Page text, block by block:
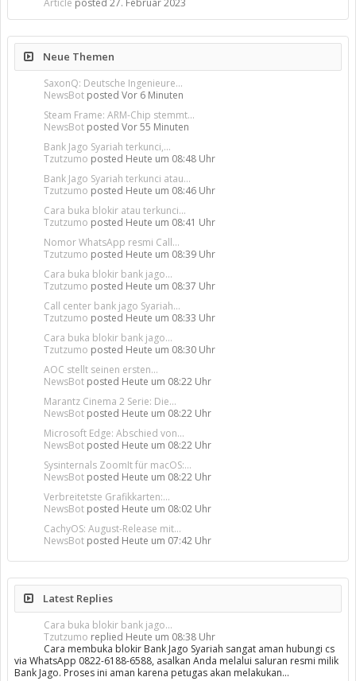
Article posted 27. Februar 2023
Neue Themen
SaxonQ: Deutsche Ingenieure...
NewsBot posted Vor 6 Minuten
Steam Frame: ARM-Chip stemmt...
NewsBot posted Vor 55 Minuten
Bank Jago Syariah terkunci,...
Tzutzumo posted Heute um 08:48 Uhr
Bank Jago Syariah terkunci atau...
Tzutzumo posted Heute um 08:46 Uhr
Cara buka blokir atau terkunci...
Tzutzumo posted Heute um 08:41 Uhr
Nomor WhatsApp resmi Call...
Tzutzumo posted Heute um 08:39 Uhr
Cara buka blokir bank jago...
Tzutzumo posted Heute um 08:37 Uhr
Call center bank jago Syariah...
Tzutzumo posted Heute um 08:33 Uhr
Cara buka blokir bank jago...
Tzutzumo posted Heute um 08:30 Uhr
AOC stellt seinen ersten...
NewsBot posted Heute um 08:22 Uhr
Marantz Cinema 2 Serie: Die...
NewsBot posted Heute um 08:22 Uhr
Microsoft Edge: Abschied von...
NewsBot posted Heute um 08:22 Uhr
Sysinternals ZoomIt für macOS:...
NewsBot posted Heute um 08:22 Uhr
Verbreitetste Grafikkarten:...
NewsBot posted Heute um 08:02 Uhr
CachyOS: August-Release mit...
NewsBot posted Heute um 07:42 Uhr
Latest Replies
Cara buka blokir bank jago...
Tzutzumo replied Heute um 08:38 Uhr
Cara membuka blokir Bank Jago Syariah sangat aman hubungi cs
via WhatsApp 0822-6188-6588, asalkan Anda melalui saluran resmi milik
Bank Jago. Proses ini aman karena petugas akan melakukan…